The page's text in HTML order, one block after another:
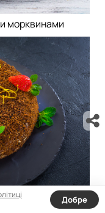
морквинами
Добре